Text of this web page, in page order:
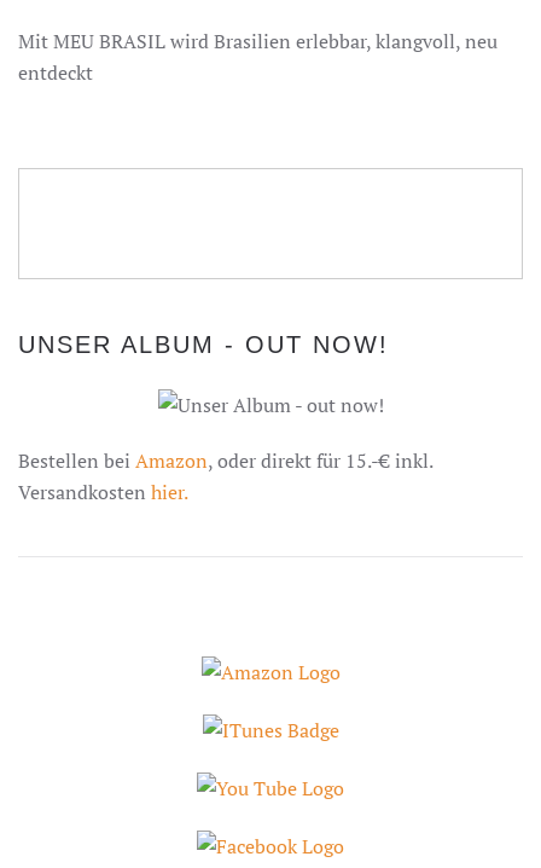
Mit MEU BRASIL wird Brasilien erlebbar, klangvoll, neu
entdeckt
UNSER ALBUM - OUT NOW!
Bestellen bei Amazon, oder direkt für 15.-€ inkl.
Versandkosten hier.